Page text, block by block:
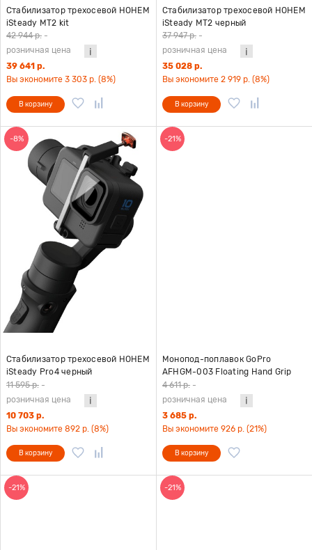
Стабилизатор трехосевой HOHEM
iSteady MT2 kit
42 944 р. -
розничная цена
39 641 р.
Вы экономите 3 303 р. (8%)
В корзину
Стабилизатор трехосевой HOHEM
iSteady MT2 черный
37 947 р. -
розничная цена
35 028 р.
Вы экономите 2 919 р. (8%)
В корзину
-8%
Стабилизатор трехосевой HOHEM
iSteady Pro4 черный
11 595 р. -
розничная цена
10 703 р.
Вы экономите 892 р. (8%)
В корзину
-21%
Монопод-поплавок GoPro
AFHGM-003 Floating Hand Grip
4 611 р. -
розничная цена
3 685 р.
Вы экономите 926 р. (21%)
В корзину
-21% -21%